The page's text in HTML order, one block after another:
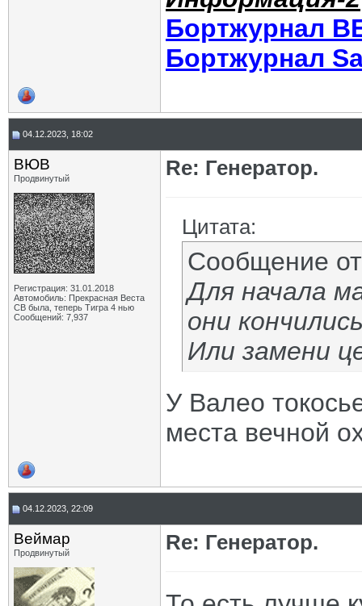
Бортжурнал
Бортжурнал
04.12.2023, 18:02
ВЮВ
Продвинутый
Регистрация: 31.01.2018
Автомобиль: Прекрасная Веста
СВ была, теперь Тигра 4 нью
Сообщений: 7,937
Re: Генератор.
Цитата:
Сообщение
Для начала
они
Или замени
У Валео
места вечной
04.12.2023, 22:09
Веймар
Продвинутый Re: Генератор.